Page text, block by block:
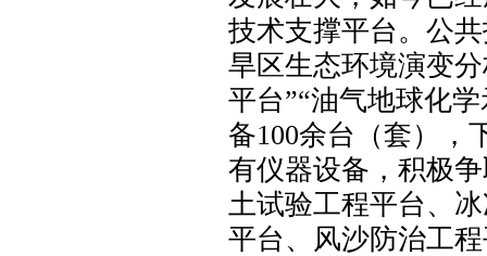
技术支撑平台。公
旱区生态环境演变
平台”“油气地球化
备100余台（套），
有仪器设备，积极
土试验工程平台、
平台、风沙防治工